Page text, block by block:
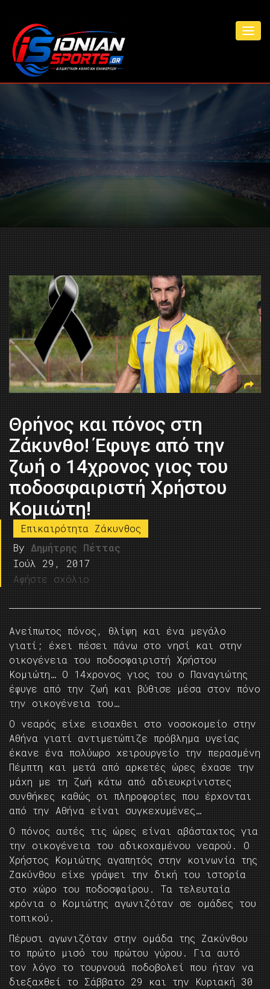
Θρήνος και πόνος στη
Ζάκυνθο! Έφυγε από την
ζωή ο 14χρονος γιος του
ποδοσφαιριστή Χρήστου
Κομιώτη!
Επικαιρότητα Ζάκυνθος
By Δημήτρης Πέττας
Ιούλ 29, 2017
Αφήστε σχόλιο
Ανείπωτος πόνος, θλίψη και ένα μεγάλο
γιατί; έχει πέσει πάνω στο νησί και στην
οικογένεια του ποδοσφαιριστή Χρήστου
Κομιώτη… Ο 14χρονος γιος του o Παναγιώτης
έφυγε από την ζωή και βύθισε μέσα στον πόνο
την οικογένεια του…
Ο νεαρός είχε εισαχθει στο νοσοκομείο στην
Αθήνα γιατί αντιμετώπιζε πρόβλημα υγείας
έκανε ένα πολύωρο χειρουργείο την περασμένη
Πέμπτη και μετά από αρκετές ώρες έχασε την
μάχη με τη ζωή κάτω από αδιευκρίνιστες
συνθήκες καθώς οι πληροφορίες που έρχονται
από την Αθήνα είναι συγκεχυμένες…
Ο πόνος αυτές τις ώρες είναι αβάσταχτος για
την οικογένεια του αδικοχαμένου νεαρού. Ο
Χρήστος Κομιώτης αγαπητός στην κοινωνία της
Ζακύνθου είχε γράψει την δική του ιστορία
στο χώρο του ποδοσφαίρου. Τα τελευταία
χρόνια ο Κομιώτης αγωνιζόταν σε ομάδες του
τοπικού.
Πέρυσι αγωνιζόταν στην ομάδα της Ζακύνθου
το πρώτο μισό του πρώτου γύρου. Για αυτό
τον λόγο το τουρνουά ποδοβολεί που ήταν να
διεξαχθεί το Σάββατο 29 και την Κυριακή 30